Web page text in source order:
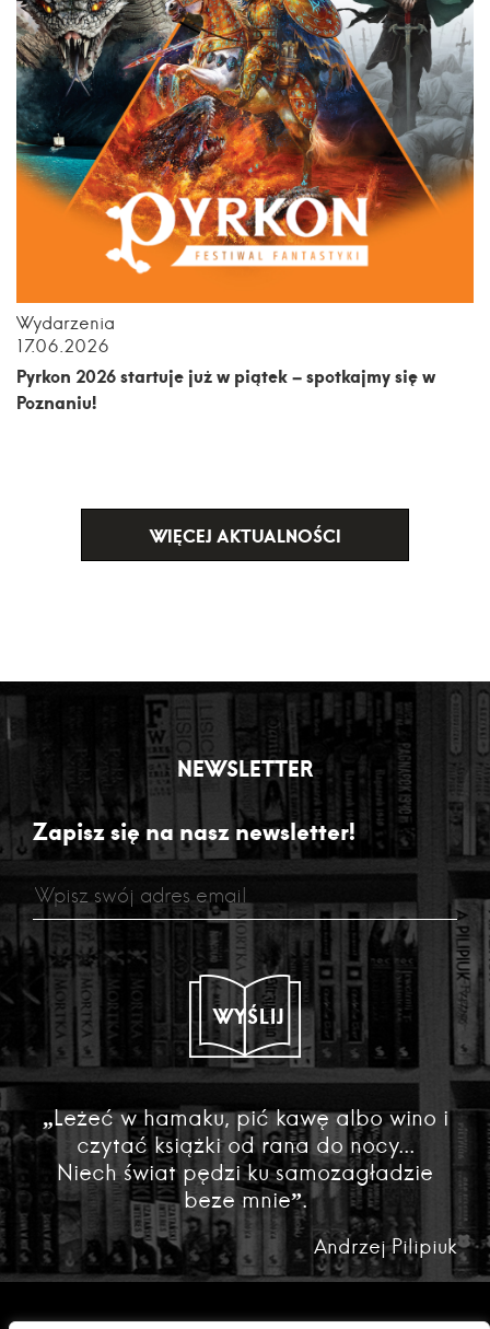
Wydarzenia
17.06.2026
Pyrkon 2026 startuje już w piątek – spotkajmy się w
Poznaniu!
WIĘCEJ AKTUALNOŚCI
NEWSLETTER
Zapisz się na nasz newsletter!
WYŚLIJ
„Leżeć w hamaku, pić kawę albo wino i
czytać książki od rana do nocy...
Niech świat pędzi ku samozagładzie
beze mnie”.
Andrzej Pilipiuk